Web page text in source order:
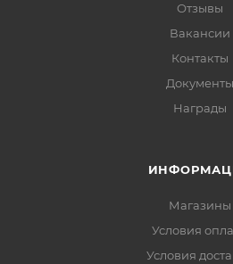
Отзывы
Вакансии
Контакты
Документы
Награды
Магазины
Условия
Условия